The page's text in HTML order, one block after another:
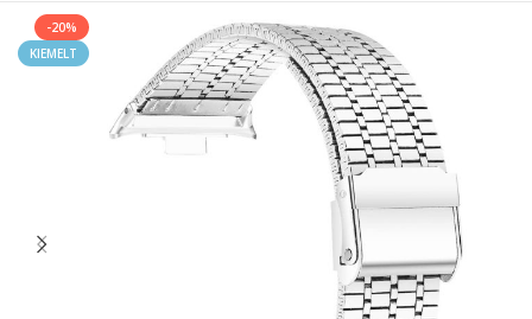
-20%
KIEMELT